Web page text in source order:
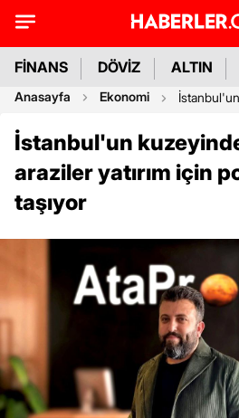
FİNANS DÖVİZ ALTIN
Anasayfa Ekonomi
İstanbul'un
araziler yatırım için
taşıyor